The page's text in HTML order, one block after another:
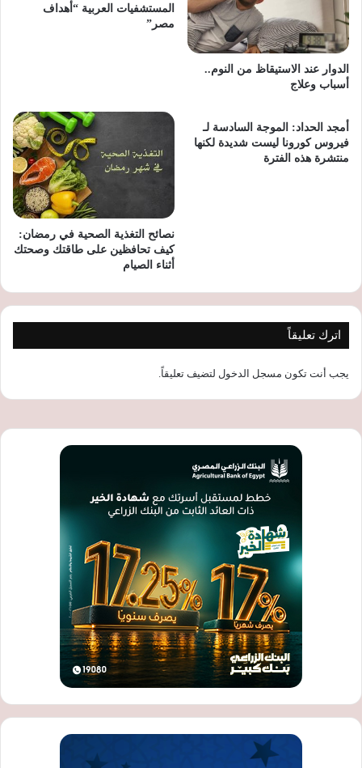
الدوار عند الاستيقاظ من النوم..
أسباب وعلاج
المستشفيات العربية “أهداف
مصر”
أمجد الحداد: الموجة السادسة لـ
فيروس كورونا ليست شديدة لكنها
منتشرة هذه الفترة
نصائح التغذية الصحية في رمضان:
كيف تحافظين على طاقتك وصحتك
أثناء الصيام
اترك تعليقاً
يجب أنت تكون مسجل الدخول لتضيف تعليقاً.